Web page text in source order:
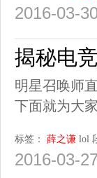
2016-03-
揭秘电
明星召唤师
下面就为大
标签： 薛之谦 lol
2016-03-